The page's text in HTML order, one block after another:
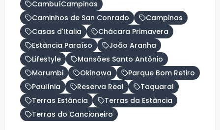
CambuíCampinas
Caminhos de San Conrado
Campinas
Casas d'Italia
Chácara Primavera
Estância Paraíso
João Aranha
Lifestyle
Mansões Santo Antônio
Morumbi
Okinawa
Parque Bom Retiro
Paulínia
Reserva Real
Taquaral
Terras Estância
Terras da Estância
Terras do Cancioneiro